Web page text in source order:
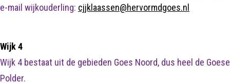
e-mail wijkouderling: cjjklaassen@hervormdgoes.nl
Wijk 4
Wijk 4 bestaat uit de gebieden Goes Noord, dus heel de Goese
Polder.